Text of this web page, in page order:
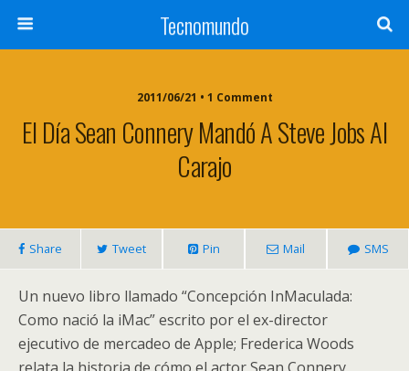
Tecnomundo
2011/06/21 • 1 Comment
El Día Sean Connery Mandó A Steve Jobs Al
Carajo
Share Tweet Pin Mail SMS
Un nuevo libro llamado “Concepción InMaculada:
Como nació la iMac” escrito por el ex-director
ejecutivo de mercadeo de Apple; Frederica Woods